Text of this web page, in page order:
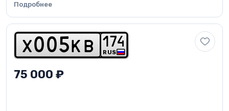
Подробнее
x 0 0 5 k b RUS
1 74
75 000 ₽